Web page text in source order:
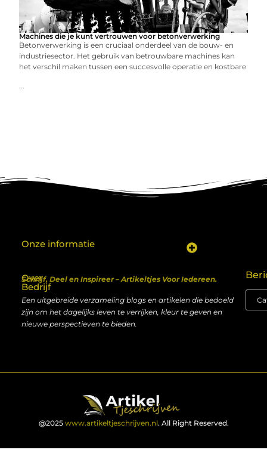
Machines die je kunt vertrouwen voor betonverwerking
Betonverwerking is een cruciaal onderdeel van de bouw- en
industriesector. Het gebruik van betrouwbare machines kan
het verschil maken tussen een succesvolle operatie en kostbare
...
Over
Bedrijf
Schrijf, Deel en Inspireer – Artikeltjes Voor Iedereen.
Een uitgebreide verzameling blogs en artikelen die bedoeld
zijn om het dagelijks leven te verrijken, kleur te geven en
nieuwe perspectieven te bieden.
Onze informatie
@2025 www.artikeltjeschrijven.nl. All Right Reserved.